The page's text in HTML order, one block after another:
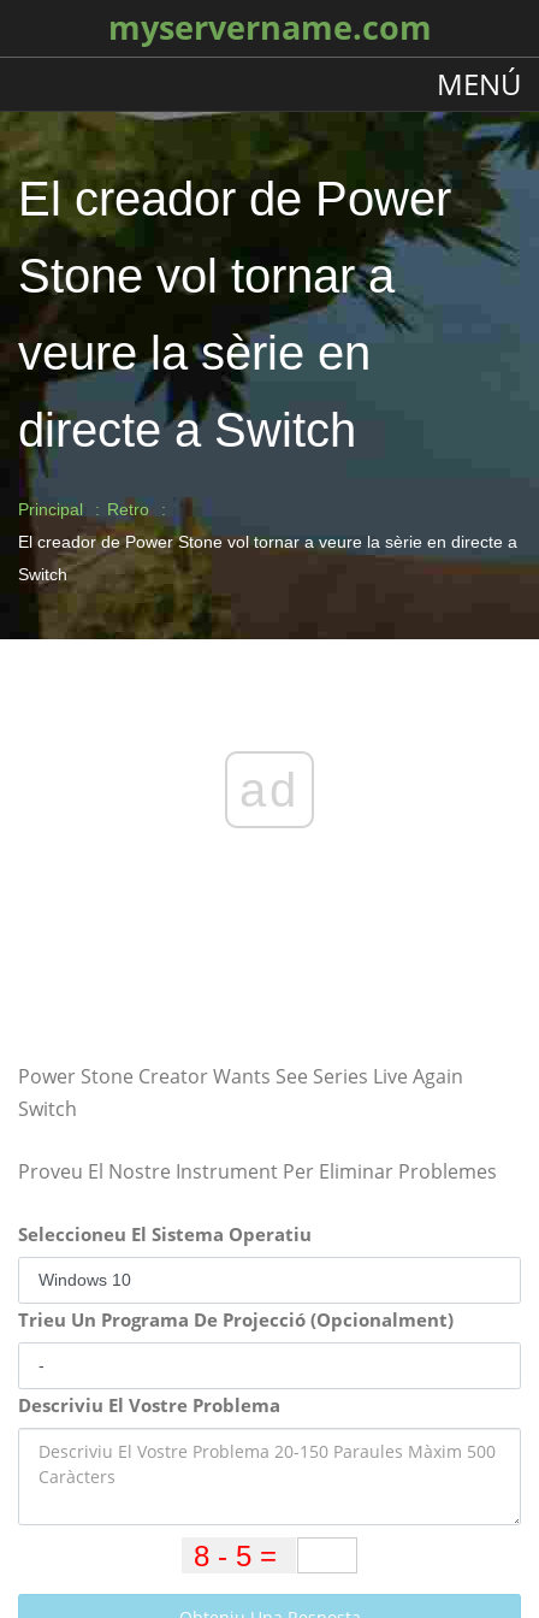
myservername.com
MENÚ
El creador de Power
Stone vol tornar a
veure la sèrie en
directe a Switch
Principal
Retro
El creador de Power Stone vol tornar a veure la sèrie en directe a
Switch
ad
Power Stone Creator Wants See Series Live Again
Switch
Proveu El Nostre Instrument Per Eliminar Problemes
Seleccioneu El Sistema Operatiu
Trieu Un Programa De Projecció (Opcionalment)
Descriviu El Vostre Problema